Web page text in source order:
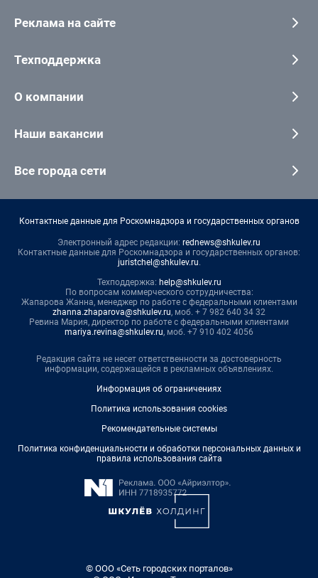
Реклама на сайте
Техподдержка
О компании
Наши вакансии
Все города сети
Контактные данные для Роскомнадзора и государственных органов
Электронный адрес редакции: rednews@shkulev.ru
Контактные данные для Роскомнадзора и государственных органов:
juristchel@shkulev.ru.
Техподдержка: help@shkulev.ru
По вопросам коммерческого сотрудничества:
Жапарова Жанна, менеджер по работе с федеральными клиентами
zhanna.zhaparova@shkulev.ru, моб. + 7 982 640 34 32
Ревина Мария, директор по работе с федеральными клиентами
mariya.revina@shkulev.ru, моб. +7 910 402 4056
Редакция сайта не несет ответственности за достоверность
информации, содержащейся в рекламных объявлениях.
Информация об ограничениях
Политика использования cookies
Рекомендательные системы
Политика конфиденциальности и обработки персональных данных и
правила использования сайта
© ООО «Сеть городских порталов»